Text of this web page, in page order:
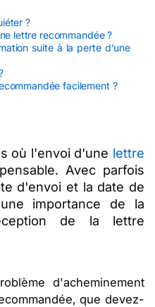
?
lettre recommandée ?
suite à la perte d'une
facilement ?
où l'envoi d'une lettre
Avec parfois
d'envoi et la date de
importance de la
de la lettre
d'acheminement
que devez-